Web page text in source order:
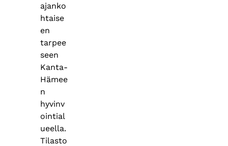
ajanko
htaise
en
tarpee
seen
Kanta-
Hämee
n
hyvinv
ointial
ueella.
Tilasto